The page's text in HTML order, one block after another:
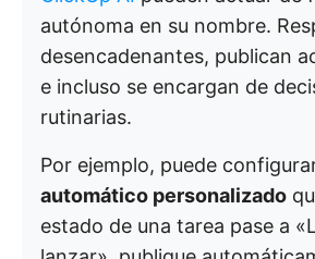
autónoma en su nombre.
desencadenantes, publican
e incluso se encargan de
rutinarias.
Por ejemplo, puede
automático personalizado
estado de una tarea pase a